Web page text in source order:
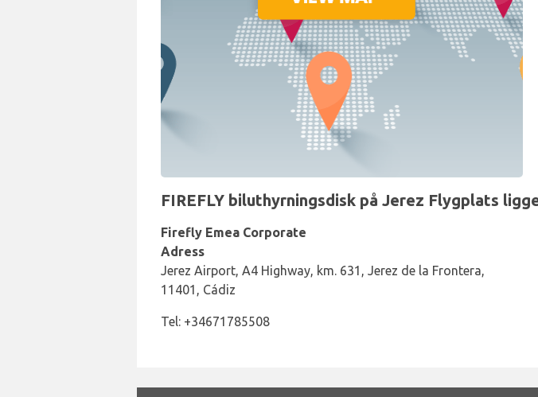
FIREFLY biluthyrningsdisk på Jerez Flygplats
Firefly Emea Corporate
Adress
Jerez Airport, A4 Highway, km. 631, Jerez de la Frontera,
11401, Cádiz
Tel: +34671785508